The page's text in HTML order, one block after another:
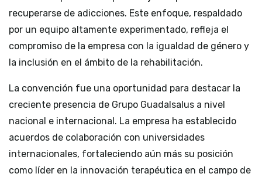
recuperarse de adicciones. Este enfoque, respaldado
por un equipo altamente experimentado, refleja el
compromiso de la empresa con la igualdad de género y
la inclusión en el ámbito de la rehabilitación.
La convención fue una oportunidad para destacar la
creciente presencia de Grupo Guadalsalus a nivel
nacional e internacional. La empresa ha establecido
acuerdos de colaboración con universidades
internacionales, fortaleciendo aún más su posición
como líder en la innovación terapéutica en el campo de